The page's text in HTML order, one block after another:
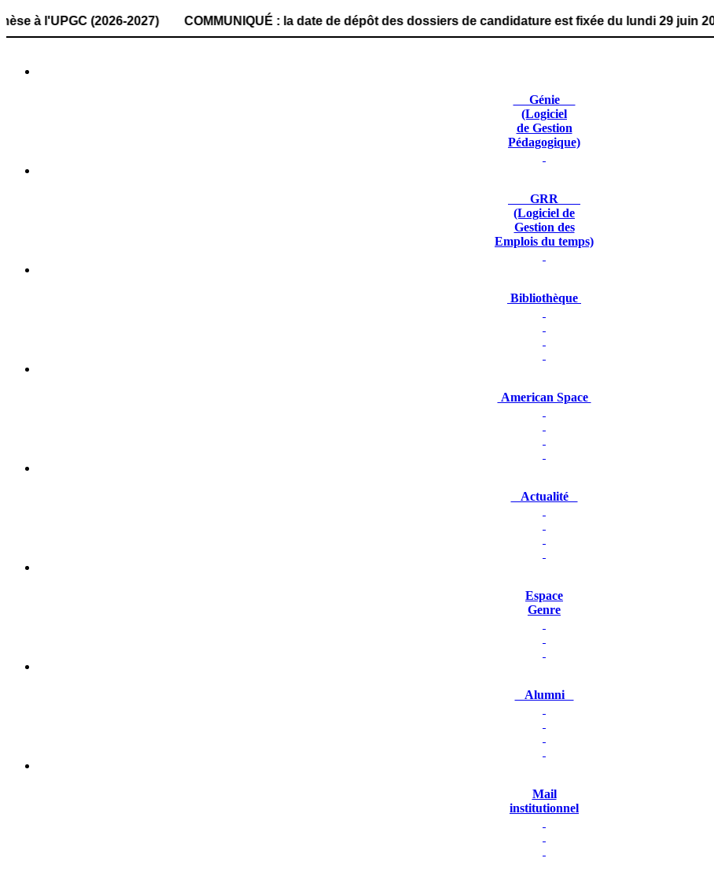
(2026-2027) COMMUNIQUÉ : la date de dépôt des dossiers de candidature est fixée du lundi 29 juin
Génie
(Logiciel
de Gestion
Pédagogique)
GRR
(Logiciel de
Gestion des
Emplois du temps)
Bibliothèque
American Space
Actualité
Espace
Genre
Alumni
Mail
institutionnel